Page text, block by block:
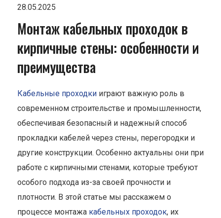
28.05.2025
Монтаж кабельных проходок в
кирпичные стены: особенности и
преимущества
Кабельные проходки играют важную роль в
современном строительстве и промышленности,
обеспечивая безопасный и надежный способ
прокладки кабелей через стены, перегородки и
другие конструкции. Особенно актуальны они при
работе с кирпичными стенами, которые требуют
особого подхода из-за своей прочности и
плотности. В этой статье мы расскажем о
процессе монтажа кабельных проходок, их